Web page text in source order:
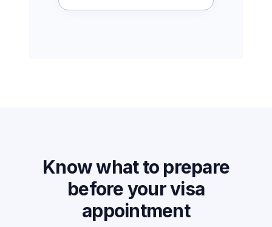
Know what to prepare
before your visa
appointment